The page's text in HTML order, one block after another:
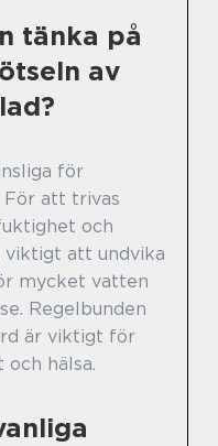
tänka på
av
för
För att trivas
och
viktigt att undvika
mycket vatten
Regelbunden
är viktigt för
hälsa.